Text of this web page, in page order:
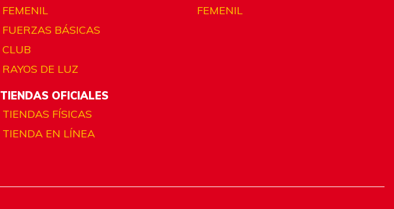
FEMENIL
FUERZAS BÁSICAS
CLUB
RAYOS DE LUZ
FEMENIL
TIENDAS OFICIALES
TIENDAS FÍSICAS
TIENDA EN LÍNEA